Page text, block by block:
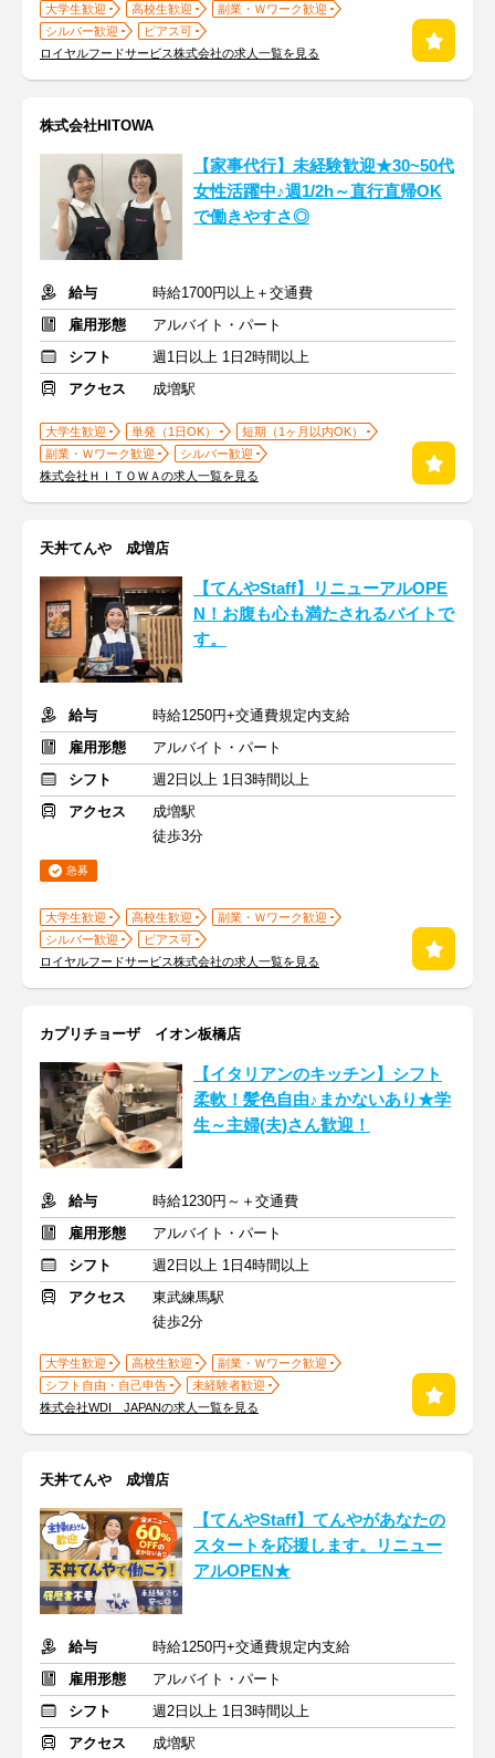
大学生歓迎 高校生歓迎
副業・Ｗワーク歓迎
シルバー歓迎
ピアス可
ロイヤルフードサービス株式会社の求人一覧を見る
株式会社HITOWA
【家事代行】未経験歓迎★30~50代
女性活躍中♪週1/2h～直行直帰OK
で働きやすさ◎
給与
時給1700円以上＋交通費
雇用形態
アルバイト・パート
シフト
週1日以上 1日2時間以上
アクセス
成増駅
大学生歓迎 単発（1日OK）
短期（1ヶ月以内OK）
副業・Ｗワーク歓迎
シルバー歓迎
株式会社ＨＩＴＯＷＡの求人一覧を見る
天丼てんや 成増店
【てんやStaff】リニューアルOPE
N！お腹も心も満たされるバイトで
す。
給与
時給1250円+交通費規定内支給
雇用形態
アルバイト・パート
シフト
週2日以上 1日3時間以上
アクセス
成増駅
徒歩3分
急募
大学生歓迎 高校生歓迎
副業・Ｗワーク歓迎
シルバー歓迎
ピアス可
ロイヤルフードサービス株式会社の求人一覧を見る
カプリチョーザ イオン板橋店
【イタリアンのキッチン】シフト
柔軟！髪色自由♪まかないあり★学
生～主婦(夫)さん歓迎！
給与
時給1230円～＋交通費
雇用形態
アルバイト・パート
シフト
週2日以上 1日4時間以上
アクセス
東武練馬駅
徒歩2分
大学生歓迎 高校生歓迎
副業・Ｗワーク歓迎
シフト自由・自己申告
未経験者歓迎
株式会社WDI JAPANの求人一覧を見る
天丼てんや 成増店
【てんやStaff】てんやがあなたの
スタートを応援します。リニュー
アルOPEN★
給与
時給1250円+交通費規定内支給
雇用形態
アルバイト・パート
シフト
週2日以上 1日3時間以上
アクセス
成増駅